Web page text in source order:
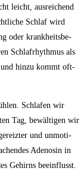
leicht, aus­rei­chend
Schlaf wird
oder krank­heits­be­
Schlaf­rhyth­mus als
und hin­zu kommt oft­
Schla­fen wir
Tag, bewäl­ti­gen wir
und unmo­ti­
Ade­no­sin in
Gehirns beein­flusst.